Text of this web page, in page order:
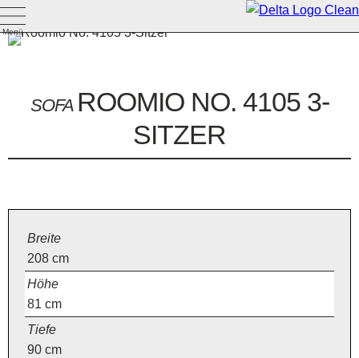
Menü
SOFA ROOMIO NO. 4105 3-
SITZER
Breite
208 cm
Höhe
81 cm
Tiefe
90 cm